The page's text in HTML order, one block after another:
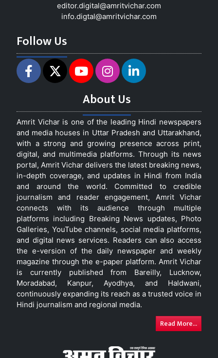
editor.digital@amritvichar.com
info.digtal@amritvichar.com
Follow Us
About Us
Amrit Vichar is one of the leading Hindi newspapers
and media houses in Uttar Pradesh and Uttarakhand,
with a strong and growing presence across print,
digital, and multimedia platforms. Through its news
portal, Amrit Vichar delivers the latest breaking news,
in-depth coverage, and updates in Hindi from India
and around the world. Committed to credible
journalism and reader engagement, Amrit Vichar
connects with its audience through multiple
platforms including Breaking News updates, Photo
Galleries, YouTube channels, social media platforms,
and digital news services. Readers can also access
the e-version of the daily newspaper and weekly
magazine through the e-paper platform. Amrit Vichar
is currently published from Bareilly, Lucknow,
Moradabad, Kanpur, Ayodhya, and Haldwani,
continuously expanding its reach as a trusted voice in
Hindi journalism and regional media.
Read More...